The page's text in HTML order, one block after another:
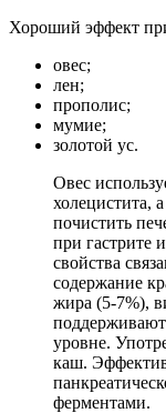
Хороший эффект
овес;
лен;
прополис;
мумие;
золотой ус.
Овес
холецистита,
почистить
при гастрите
свойства
содержание
жира (5-7%),
уровне.
каш.
ферментами.